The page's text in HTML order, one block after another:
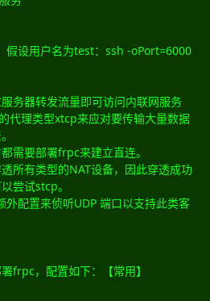
假设用户名为test：ssh -oPort=6000
务器转发流量即可访问内联网服务
代理类型xtcp来应对要传输大量数据
需要部署frpc来建立直连。
所有类型的NAT设备，因此穿透成功
尝试stcp。
配置来侦听UDP 端口以支持此类客
frpc，配置如下：【常用】